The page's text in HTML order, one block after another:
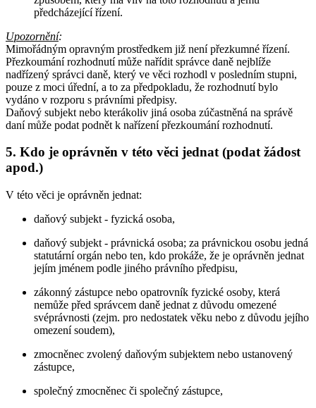
předcházející řízení.
Upozornění:
Mimořádným opravným prostředkem již není přezkumné řízení.
Přezkoumání rozhodnutí může nařídit správce daně nejblíže
nadřízený správci daně, který ve věci rozhodl v posledním stupni,
pouze z moci úřední, a to za předpokladu, že rozhodnutí bylo
vydáno v rozporu s právními předpisy.
Daňový subjekt nebo kterákoliv jiná osoba zúčastněná na správě
daní může podat podnět k nařízení přezkoumání rozhodnutí.
5. Kdo je oprávněn v této věci jednat (podat žádost
apod.)
V této věci je oprávněn jednat:
daňový subjekt - fyzická osoba,
daňový subjekt - právnická osoba; za právnickou osobu jedná
statutární orgán nebo ten, kdo prokáže, že je oprávněn jednat
jejím jménem podle jiného právního předpisu,
zákonný zástupce nebo opatrovník fyzické osoby, která
nemůže před správcem daně jednat z důvodu omezené
svéprávnosti (zejm. pro nedostatek věku nebo z důvodu jejího
omezení soudem),
zmocněnec zvolený daňovým subjektem nebo ustanovený
zástupce,
společný zmocněnec či společný zástupce,